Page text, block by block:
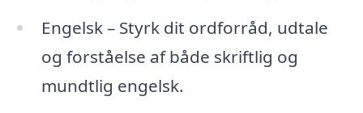
Engelsk – Styrk dit ordforråd, udtale
og forståelse af både skriftlig og
mundtlig engelsk.